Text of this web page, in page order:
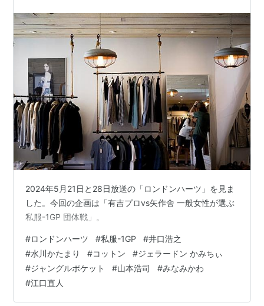
2024年5月21日と28日放送の「ロンドンハーツ」を見ま
した。今回の企画は「有吉プロvs矢作舎 一般女性が選ぶ
私服-1GP 団体戦」。
#ロンドンハーツ #私服-1GP #井口浩之
#水川かたまり #コットン #ジェラードン かみちぃ
#ジャングルポケット #山本浩司 #みなみかわ
#江口直人